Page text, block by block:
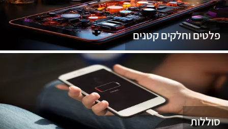
פלטים וחלקים קטנים
סוללות